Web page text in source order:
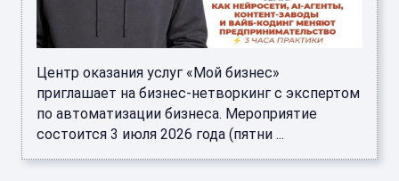
Центр оказания услуг «Мой бизнес»
приглашает на бизнес‑нетворкинг с экспертом
по автоматизации бизнеса. Мероприятие
состоится 3 июля 2026 года (пятни ...